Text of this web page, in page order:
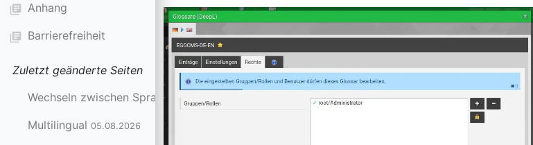
library_books Anhang
library_books Barrierefreiheit
Zuletzt geänderte Seiten
Wechseln zwischen Sprachversionen
Multilingual 05.08.2026